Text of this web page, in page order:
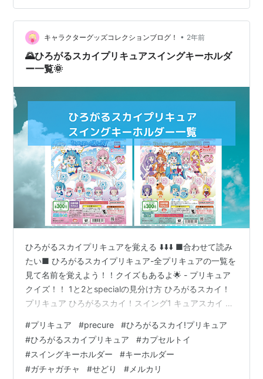
は、1994年7月11日生まれ。 キュアバタフライの変身シ
ーンはこちらからどうぞ！
キャラクターグッズコレクションブログ！ • 2年前
🌄ひろがるスカイプリキュアスイングキーホルダ
ー一覧🌞
ひろがるスカイプリキュアを覚える ⬇️⬇️⬇️ ■合わせて読み
たい■ ひろがるスカイプリキュア-全プリキュアの一覧を
見て名前を覚えよう！！クイズもあるよ🌟 - プリキュア
クイズ！！ 1と2とspecialの見分け方 ひろがるスカイ！
プリキュア ひろがるスカイ！スイング1 キュアスカイ キ
リキュア トロピカルスイング2 キュアウィング キュアバ
タフライ プリンセスエル ひろがるスカイ！プリキュア
ひろがるスカイ！スイングSpecial キュアスカイ キュア
プリズム キュアウィング キュアバタフライ キュアマジ
#プリキュア #precure #ひろがるスカイ!プリキュア
#ひろがるスカイプリキュア #カプセルトイ
#スイングキーホルダー #キーホルダー
#ガチャガチャ #せどり # メルカリ